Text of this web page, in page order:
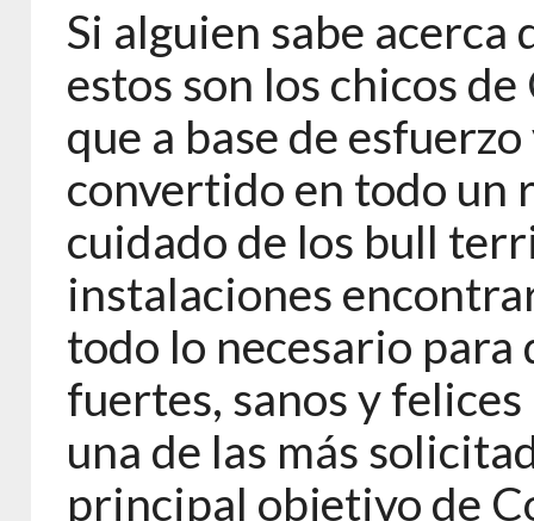
Si alguien sabe acerca
estos son los chicos de
que a base de
convertido en todo un
cuidado de los bull
instalaciones
todo lo necesario para
fuertes, sanos y
una de las más
principal objetivo de